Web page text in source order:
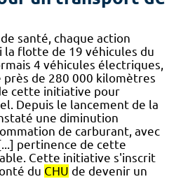
santé, chaque action
la flotte de 19 véhicules du
4 véhicules électriques,
près de 280 000 kilomètres
cette initiative pour
Depuis le lancement de la
une diminution
de carburant, avec
pertinence de cette
Cette initiative s'inscrit
du CHU de devenir un